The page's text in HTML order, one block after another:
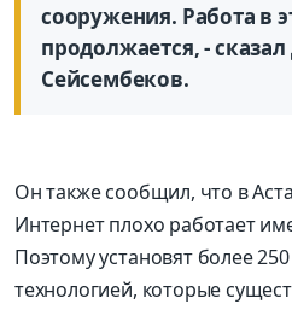
сооружения. Работа в
продолжается, -
Сейсембеков.
Он также сообщил, что в
Интернет плохо работает
Поэтому установят более
технологией, которые